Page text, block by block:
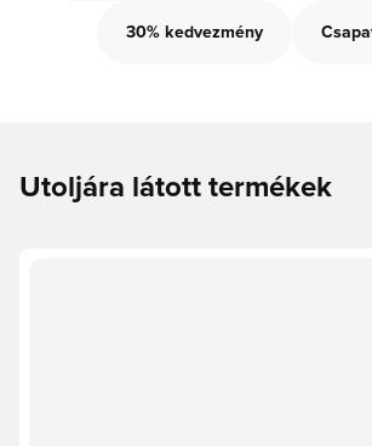
30% kedvezmény
Utoljára látott termékek